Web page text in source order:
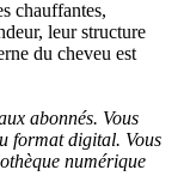
chauffantes,
leur structure
du cheveu est
abonnés. Vous
format digital. Vous
numérique